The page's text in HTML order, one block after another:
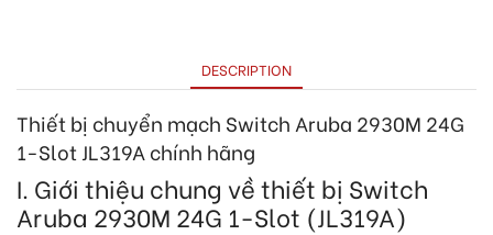
DESCRIPTION
Thiết bị chuyển mạch Switch Aruba 2930M 24G
1-Slot JL319A chính hãng
I. Giới thiệu chung về thiết bị Switch
Aruba 2930M 24G 1-Slot (JL319A)